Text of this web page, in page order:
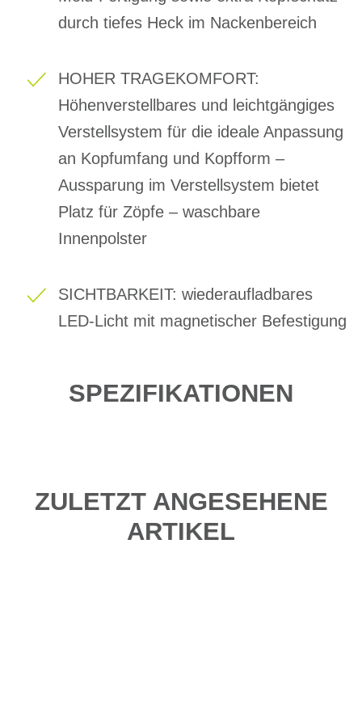
durch tiefes Heck im Nackenbereich
HOHER TRAGEKOMFORT:
Höhenverstellbares und leichtgängiges
Verstellsystem für die ideale Anpassung
an Kopfumfang und Kopfform –
Aussparung im Verstellsystem bietet
Platz für Zöpfe – waschbare
Innenpolster
SICHTBARKEIT: wiederaufladbares
LED-Licht mit magnetischer Befestigung
SPEZIFIKATIONEN
ZULETZT ANGESEHENE
ARTIKEL